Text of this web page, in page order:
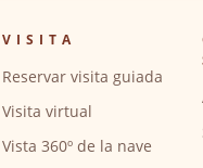
VISITA
Reservar visita guiada
Visita virtual
Vista 360º de la nave